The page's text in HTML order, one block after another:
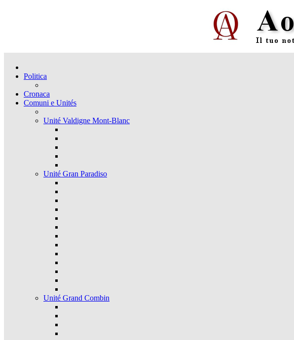
Politica
Cronaca
Comuni e Unités
Unité Valdigne Mont-Blanc
Unité Gran Paradiso
Unité Grand Combin